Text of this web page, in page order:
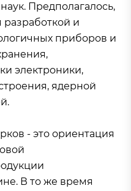
Предполагалось,
разработкой и
приборов и
электроники,
ядерной
- это ориентация
В то же время